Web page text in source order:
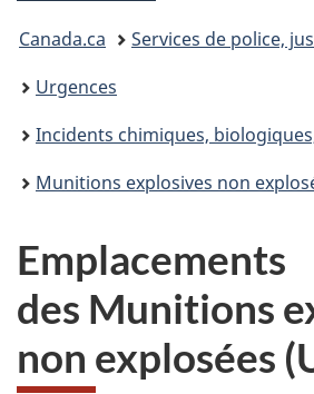
Vous
êtes
ici :
Canada.ca
Services de police,
Urgences
Incidents chimiques, biologiques,
Munitions explosives non
Emplacements
des Munitions
non explosées